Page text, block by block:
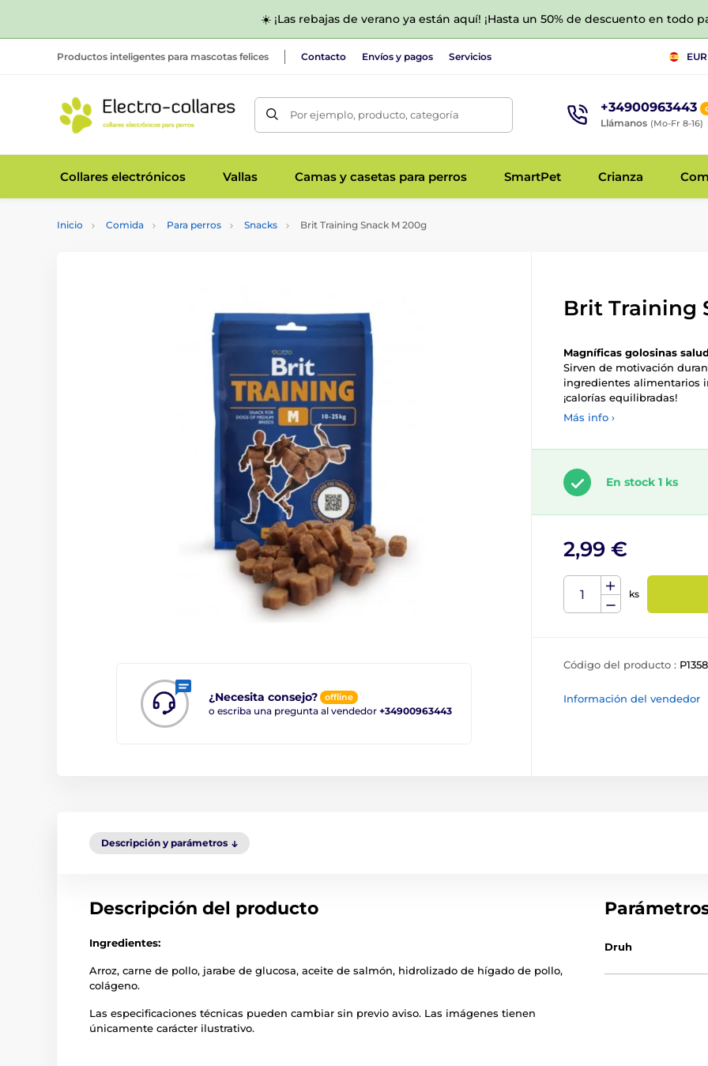
☀️ ¡Las rebajas de verano ya están aquí! ¡Hasta un 50% de descuento en todo
Productos inteligentes para mascotas felices Contacto Envíos y pagos Servicios EUR
Por ejemplo, producto, categoría +34900963443
Llámanos (Mo-Fr 8-16)
Collares electrónicos Vallas Camas y casetas para perros SmartPet Crianza
Inicio Comida Para perros Snacks Brit Training Snack M 200g
¿Necesita consejo? offline
o escriba una pregunta al vendedor +34900963443
Brit Training
Magníficas golosinas
Sirven de motivación
ingredientes alimentarios
¡calorías equilibradas!
Más info ›
En stock 1 ks
2,99 €
ks
Código del producto :
Información del vendedor
Descripción y parámetros
Descripción del producto
Ingredientes:
Arroz, carne de pollo, jarabe de glucosa, aceite de salmón, hidrolizado de hígado de pollo,
colágeno.
Las especificaciones técnicas pueden cambiar sin previo aviso. Las imágenes tienen
únicamente carácter ilustrativo.
Druh